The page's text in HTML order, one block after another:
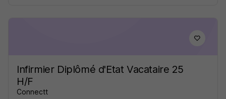
Infirmier Diplômé d'Etat Vacataire 25
H/F
Connectt